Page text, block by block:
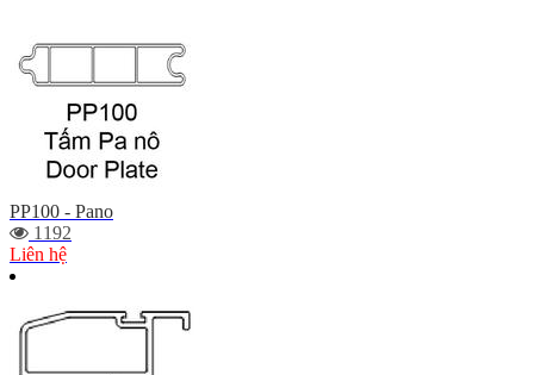
PP100 - Pano
1192
Liên hệ